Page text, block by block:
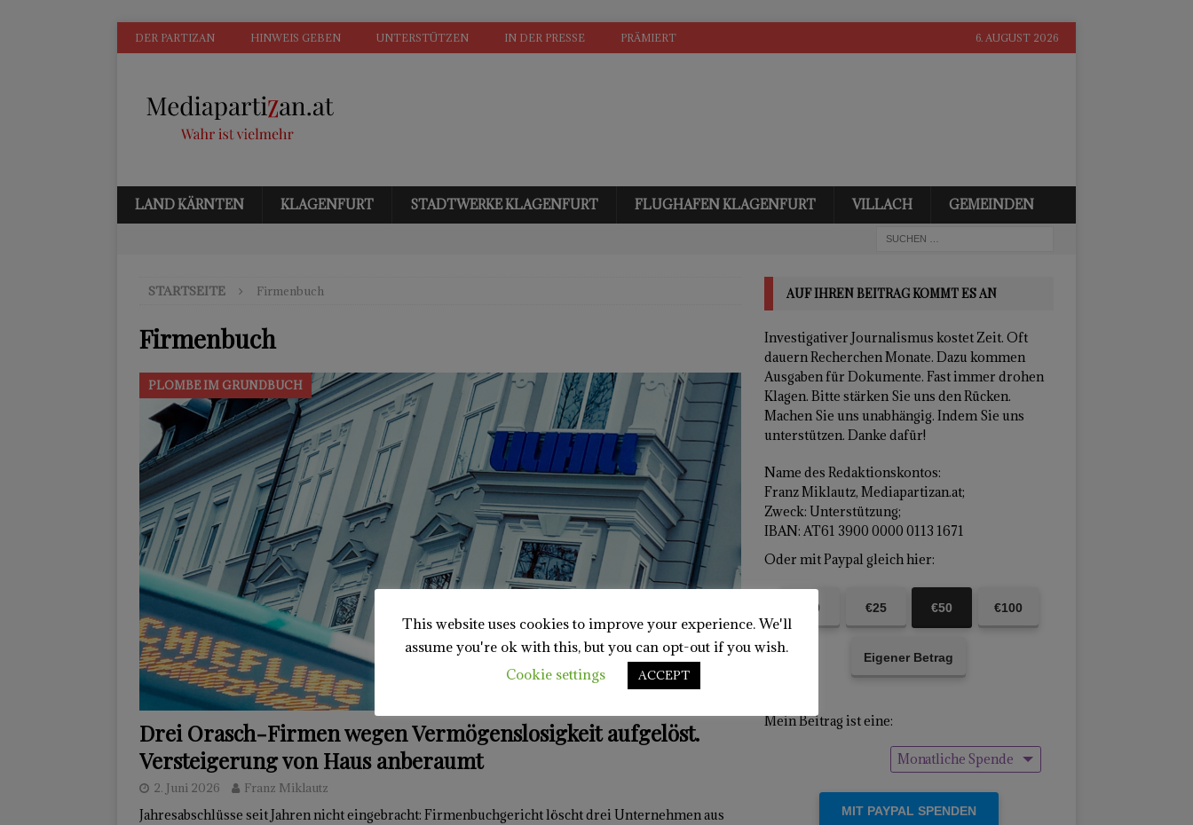
DER PARTIZAN HINWEIS GEBEN UNTERSTÜTZEN IN DER PRESSE PRÄMIERT 6. AUGUST 2026
LAND KÄRNTEN KLAGENFURT STADTWERKE KLAGENFURT FLUGHAFEN KLAGENFURT VILLACH GEMEINDEN
STARTSEITE Firmenbuch
Firmenbuch
PLOMBE IM GRUNDBUCH
Drei Orasch-Firmen wegen Vermögenslosigkeit aufgelöst.
Versteigerung von Haus anberaumt
2. Juni 2026 Franz Miklautz
Jahresabschlüsse seit Jahren nicht eingebracht: Firmenbuchgericht löscht drei Unternehmen aus
AUF IHREN BEITRAG KOMMT ES AN
Investigativer Journalismus kostet Zeit. Oft
dauern Recherchen Monate. Dazu kommen
Ausgaben für Dokumente. Fast immer drohen
Klagen. Bitte stärken Sie uns den Rücken.
Machen Sie uns unabhängig. Indem Sie uns
unterstützen. Danke dafür!
Name des Redaktionskontos:
Franz Miklautz, Mediapartizan.at;
Zweck: Unterstützung;
IBAN: AT61 3900 0000 0113 1671
Oder mit Paypal gleich hier:
€10 €25 €50 €100
Eigener Betrag
Mein Beitrag ist eine:
Monatliche Spende
This website uses cookies to improve your experience. We'll
assume you're ok with this, but you can opt-out if you wish.
Cookie settings
ACCEPT